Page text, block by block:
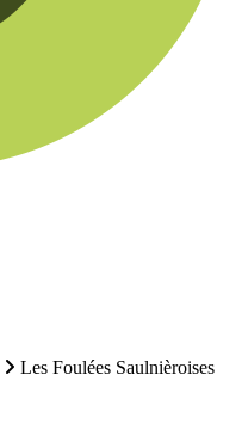
Les Foulées Saulnièroises